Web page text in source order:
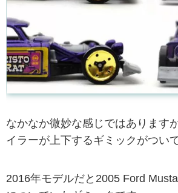
なかなか微妙な感じではあります
イラーが上下するギミックがつい
2016年モデルだと2005 Ford